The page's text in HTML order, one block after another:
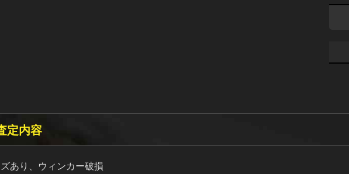
定内容
あり、ウィンカー破損